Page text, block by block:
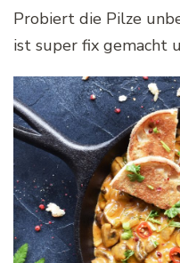
Probiert die Pilze
ist super fix gemacht